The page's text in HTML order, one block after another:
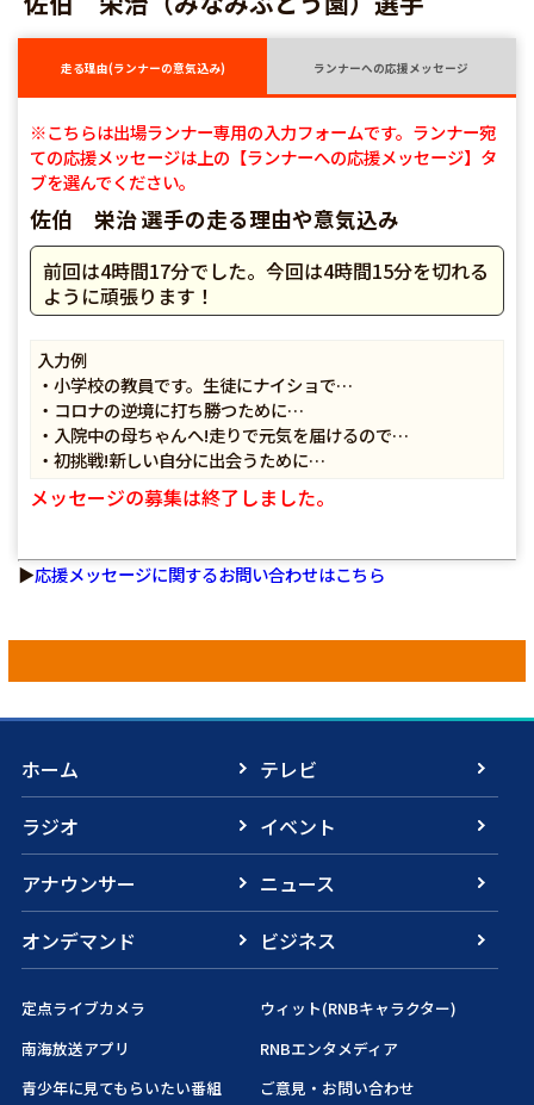
走る理由(ランナーの意気込み) ランナーへの応援メッセージ
※こちらは出場ランナー専用の入力フォームです。ランナー宛
ての応援メッセージは上の【ランナーへの応援メッセージ】タ
ブを選んでください。
佐伯 栄治 選手の走る理由や意気込み
前回は4時間17分でした。今回は4時間15分を切れる
ように頑張ります！
入力例
・小学校の教員です。生徒にナイショで…
・コロナの逆境に打ち勝つために…
・入院中の母ちゃんへ!走りで元気を届けるので…
・初挑戦!新しい自分に出会うために…
メッセージの募集は終了しました。
▶応援メッセージに関するお問い合わせはこちら
ホーム
テレビ
ラジオ
イベント
アナウンサー
ニュース
オンデマンド
ビジネス
定点ライブカメラ
ウィット(RNBキャラクター)
南海放送アプリ
RNBエンタメディア
青少年に見てもらいたい番組
ご意見・お問い合わせ